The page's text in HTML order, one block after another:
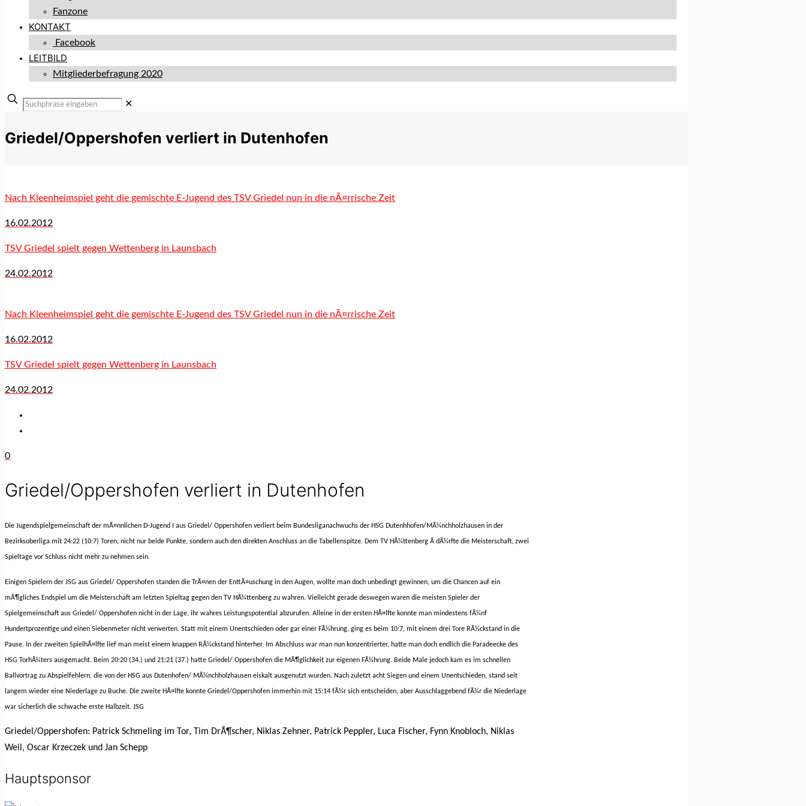
Fanzone
KONTAKT
Facebook
LEITBILD
Mitgliederbefragung 2020
✕
Griedel/Oppershofen verliert in Dutenhofen
Nach Kleenheimspiel geht die gemischte E-Jugend des TSV Griedel nun in die nÃ¤rrische Zeit
16.02.2012
TSV Griedel spielt gegen Wettenberg in Launsbach
24.02.2012
Nach Kleenheimspiel geht die gemischte E-Jugend des TSV Griedel nun in die nÃ¤rrische Zeit
16.02.2012
TSV Griedel spielt gegen Wettenberg in Launsbach
24.02.2012
0
Griedel/Oppershofen verliert in Dutenhofen
Die Jugendspielgemeinschaft der mÃ¤nnlichen D-Jugend I aus Griedel/ Oppershofen verliert beim Bundesliganachwuchs der HSG Dutenhhofen/MÃ¼nchholzhausen in der
Bezirksoberliga mit 24:22 (10:7) Toren, nicht nur beide Punkte, sondern auch den direkten Anschluss an die Tabellenspitze. Dem TV HÃ¼ttenberg Â dÃ¼rfte die Meisterschaft, zwei
Spieltage vor Schluss nicht mehr zu nehmen sein.
Einigen Spielern der JSG aus Griedel/ Oppershofen standen die TrÃ¤nen der EnttÃ¤uschung in den Augen, wollte man doch unbedingt gewinnen, um die Chancen auf ein
mÃ¶gliches Endspiel um die Meisterschaft am letzten Spieltag gegen den TV HÃ¼ttenberg zu wahren. Vielleicht gerade deswegen waren die meisten Spieler der
Spielgemeinschaft aus Griedel/ Oppershofen nicht in der Lage, ihr wahres Leistungspotential abzurufen. Alleine in der ersten HÃ¤lfte konnte man mindestens fÃ¼nf
Hundertprozentige und einen Siebenmeter nicht verwerten. Statt mit einem Unentschieden oder gar einer FÃ¼hrung, ging es beim 10:7, mit einem drei Tore RÃ¼ckstand in die
Pause. In der zweiten SpielhÃ¤lfte lief man meist einem knappen RÃ¼ckstand hinterher. Im Abschluss war man nun konzentrierter, hatte man doch endlich die Paradeecke des
HSG TorhÃ¼ters ausgemacht. Beim 20:20 (34.) und 21:21 (37.) hatte Griedel/ Oppershofen die MÃ¶glichkeit zur eigenen FÃ¼hrung. Beide Male jedoch kam es im schnellen
Ballvortrag zu Abspielfehlern, die von der HSG aus Dutenhofen/ MÃ¼nchholzhausen eiskalt ausgenutzt wurden. Nach zuletzt acht Siegen und einem Unentschieden, stand seit
langem wieder eine Niederlage zu Buche. Die zweite HÃ¤lfte konnte Griedel/Oppershofen immerhin mit 15:14 fÃ¼r sich entscheiden, aber Ausschlaggebend fÃ¼r die Niederlage
war sicherlich die schwache erste Halbzeit. JSG
Griedel/Oppershofen: Patrick Schmeling im Tor, Tim DrÃ¶scher, Niklas Zehner, Patrick Peppler, Luca Fischer, Fynn Knobloch, Niklas
Weil, Oscar Krzeczek und Jan Schepp
Hauptsponsor